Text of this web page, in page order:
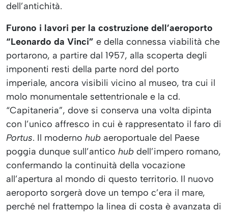
dell’antichità.
Furono i lavori per la costruzione dell’aeroporto
“Leonardo da Vinci” e della connessa viabilità che
portarono, a partire dal 1957, alla scoperta degli
imponenti resti della parte nord del porto
imperiale, ancora visibili vicino al museo, tra cui il
molo monumentale settentrionale e la cd.
“Capitaneria”, dove si conserva una volta dipinta
con l’unico affresco in cui è rappresentato il faro di
Portus. Il moderno hub aeroportuale del Paese
poggia dunque sull’antico hub dell’impero romano,
confermando la continuità della vocazione
all’apertura al mondo di questo territorio. Il nuovo
aeroporto sorgerà dove un tempo c’era il mare,
perché nel frattempo la linea di costa è avanzata di